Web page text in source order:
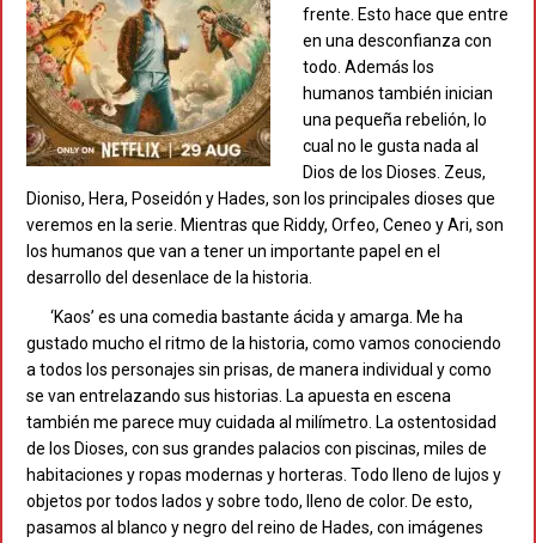
frente. Esto hace que entre
en una desconfianza con
todo. Además los
humanos también inician
una pequeña rebelión, lo
cual no le gusta nada al
Dios de los Dioses. Zeus,
Dioniso, Hera, Poseidón y Hades, son los principales dioses que
veremos en la serie. Mientras que Riddy, Orfeo, Ceneo y Ari, son
los humanos que van a tener un importante papel en el
desarrollo del desenlace de la historia.
‘Kaos’ es una comedia bastante ácida y amarga. Me ha
gustado mucho el ritmo de la historia, como vamos conociendo
a todos los personajes sin prisas, de manera individual y como
se van entrelazando sus historias. La apuesta en escena
también me parece muy cuidada al milímetro. La ostentosidad
de los Dioses, con sus grandes palacios con piscinas, miles de
habitaciones y ropas modernas y horteras. Todo lleno de lujos y
objetos por todos lados y sobre todo, lleno de color. De esto,
pasamos al blanco y negro del reino de Hades, con imágenes